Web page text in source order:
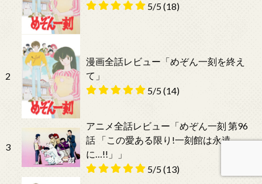
5/5(18)
2
漫画全話レビュー「めぞん一刻を終え
て」
5/5(14)
3
アニメ全話レビュー「めぞん一刻 第96
話 「この愛ある限り!一刻館は永遠
に…!!」」
5/5(13)